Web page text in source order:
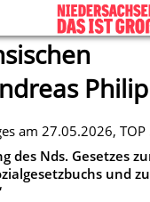
am 27.05.2026, TOP
des Nds. Gesetzes
und